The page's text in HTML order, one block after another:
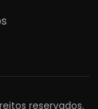
reservados.